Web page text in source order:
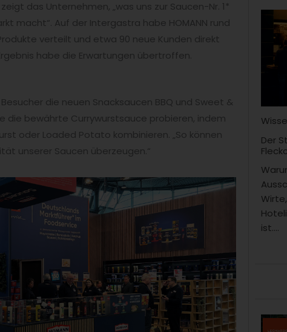
das Unternehmen, „was uns zur Saucen-Nr. 1*
macht“. Auf der Intergastra habe HOMANN rund
Produkte verteilt und etwa 90 neue Kunden direkt
habe die Erwartungen übertroffen.
die neuen Snacksaucen BBQ und Sweet &
die bewährte Currywurstsauce probieren, indem
oder Loaded Potato kombinieren. „So können
unserer Saucen überzeugen.“
Der
ist....